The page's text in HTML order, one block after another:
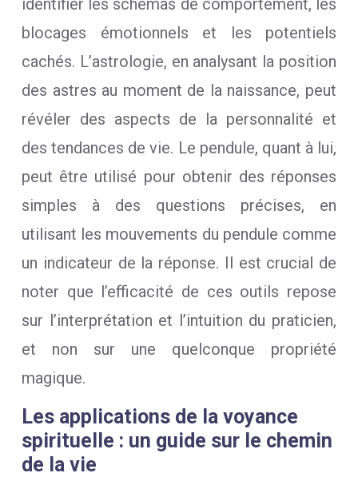
identifier les schémas de comportement, les
blocages émotionnels et les potentiels
cachés. L’astrologie, en analysant la position
des astres au moment de la naissance, peut
révéler des aspects de la personnalité et
des tendances de vie. Le pendule, quant à lui,
peut être utilisé pour obtenir des réponses
simples à des questions précises, en
utilisant les mouvements du pendule comme
un indicateur de la réponse. Il est crucial de
noter que l’efficacité de ces outils repose
sur l’interprétation et l’intuition du praticien,
et non sur une quelconque propriété
magique.
Les applications de la voyance
spirituelle : un guide sur le chemin
de la vie